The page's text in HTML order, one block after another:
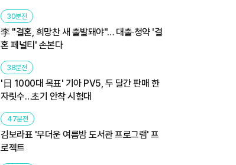
30분전
李 "결혼, 희망찬 새 출발돼야"… 대출·청약 '결
혼 페널티' 손본다
38분전
'日 1000대 목표' 기아 PV5, 두 달간 판매 한
자릿수…초기 안착 시험대
47분전
김보라표 '무더운 여름밤 도서관 프로그램' 프
로젝트